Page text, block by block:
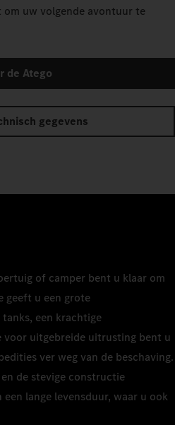
uw volgende avontuur te
de Atego
gegevens
of camper bent u klaar om
geeft u een grote
een krachtige
uitgebreide uitrusting bent u
ver weg van de beschaving.
de stevige constructie
lange levensduur, waar u ook